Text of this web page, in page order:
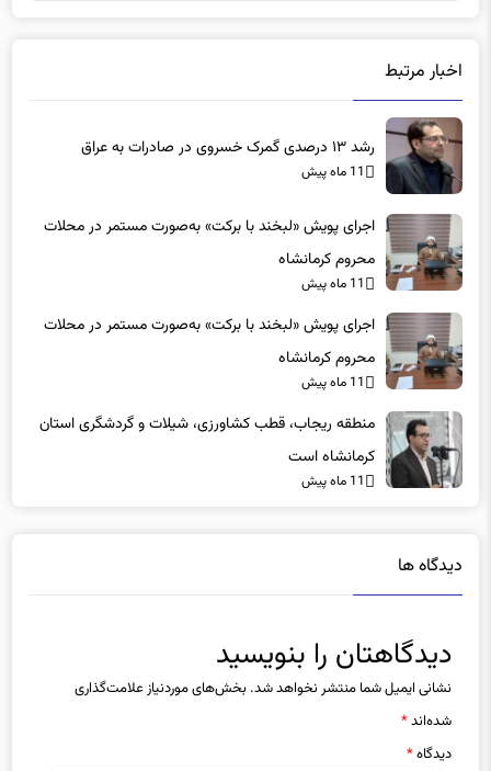
اخبار مرتبط
رشد ۱۳ درصدی گمرک خسروی در صادرات به عراق
11 ماه پیش
اجرای پویش «لبخند با برکت» به‌صورت مستمر در محلات
محروم کرمانشاه
11 ماه پیش
اجرای پویش «لبخند با برکت» به‌صورت مستمر در محلات
محروم کرمانشاه
11 ماه پیش
منطقه ریجاب، قطب کشاورزی، شیلات و گردشگری استان
کرمانشاه است
11 ماه پیش
دیدگاه ها
دیدگاهتان را بنویسید
نشانی ایمیل شما منتشر نخواهد شد. بخش‌های موردنیاز علامت‌گذاری
شده‌اند*
دیدگاه*